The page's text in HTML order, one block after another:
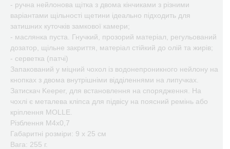
- ручна нейлонова щітка з двома кінчиками з різними
варіантами щільності щетини ідеально підходить для
затишних куточків замкової камери;
- маслянка пуста. Гнучкий, прозорий матеріал, регульований
дозатор, щільне закриття, матеріал стійкий до олій та жирів;
- серветка (патчі)
Запакований у міцний чохол із водонепроникного нейлону на
кнопках з двома внутрішніми відділеннями на липучках.
Затискач Keeper, для встановлення на спорядження. На
чохлі є металева кліпса для підвісу на поясний ремінь або
кріплення MOLLE.
Різблення М4х0,7
Габаритні розміри: 9 х 25 см
Вага: 255 г.